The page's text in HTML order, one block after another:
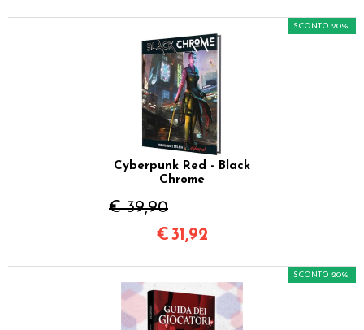
Cyberpunk Red - Black
Chrome
€ 39,90
SCONTO 20%
€31,92
SCONTO 20%